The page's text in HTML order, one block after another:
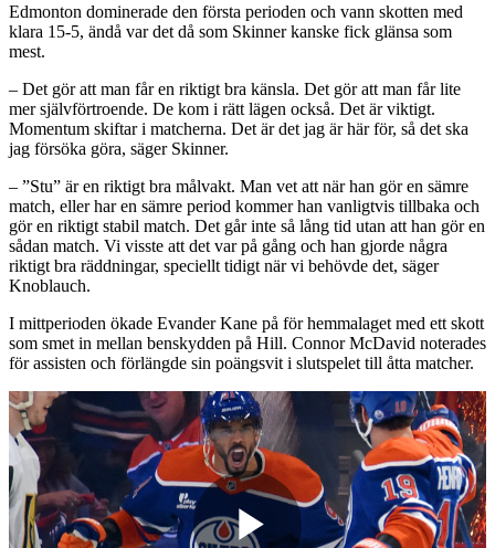
Edmonton dominerade den första perioden och vann skotten med
klara 15-5, ändå var det då som Skinner kanske fick glänsa som
mest.
– Det gör att man får en riktigt bra känsla. Det gör att man får lite
mer självförtroende. De kom i rätt lägen också. Det är viktigt.
Momentum skiftar i matcherna. Det är det jag är här för, så det ska
jag försöka göra, säger Skinner.
– ”Stu” är en riktigt bra målvakt. Man vet att när han gör en sämre
match, eller har en sämre period kommer han vanligtvis tillbaka och
gör en riktigt stabil match. Det går inte så lång tid utan att han gör en
sådan match. Vi visste att det var på gång och han gjorde några
riktigt bra räddningar, speciellt tidigt när vi behövde det, säger
Knoblauch.
I mittperioden ökade Evander Kane på för hemmalaget med ett skott
som smet in mellan benskydden på Hill. Connor McDavid noterades
för assisten och förlängde sin poängsvit i slutspelet till åtta matcher.